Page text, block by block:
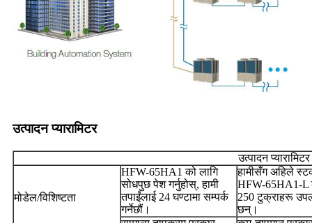
उत्पादन प्यारामिटर
उत्पादन प्यारामिटर
मोडेल/विशिष्टता
HFW-65HA1 को लागि
सोधपुछ पेश गर्नुहोस्, हामी
तपाईंलाई 24 घण्टामा सम्पर्क
गर्नेछौं।
हामीसँग अहिले
HFW-65HA1-L
250 टुक्राहरू
छन्।